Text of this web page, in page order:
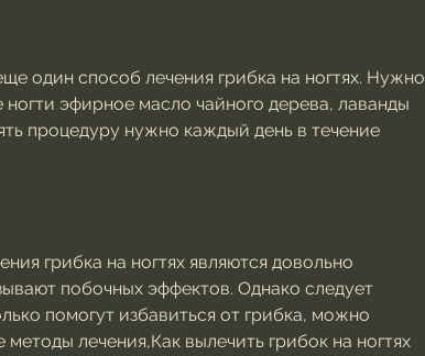
один способ лечения грибка на ногтях. Нужно
эфирное масло чайного дерева, лаванды
процедуру нужно каждый день в течение
грибка на ногтях являются довольно
побочных эффектов. Однако следует
помогут избавиться от грибка, можно
лечения,Как вылечить грибок на ногтях